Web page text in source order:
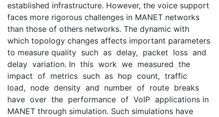
established infrastructure. However, the voice support
faces more rigorous challenges in MANET networks
than those of others networks. The dynamic with
which topology changes affects important parameters
to measure quality such as delay, packet loss and
delay variation. In this work we measured the
impact of metrics such as hop count, traffic
load, node density and number of route breaks
have over the performance of VoIP applications in
MANET through simulation. Such simulations have